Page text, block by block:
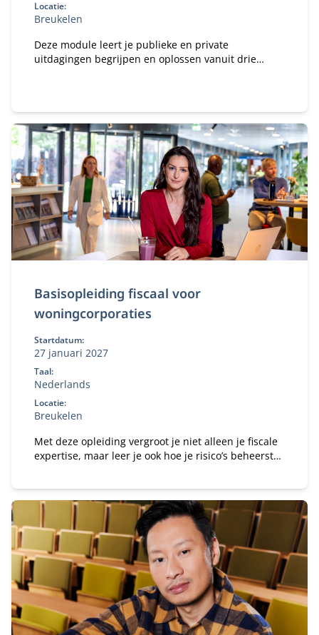
Locatie:
Breukelen
Deze module leert je publieke en private
uitdagingen begrijpen en oplossen vanuit drie
Basisopleiding fiscaal voor
woningcorporaties
Startdatum:
27 januari 2027
Taal:
Nederlands
Locatie:
Breukelen
Met deze opleiding vergroot je niet alleen je fiscale
expertise, maar leer je ook hoe je risico’s beheerst